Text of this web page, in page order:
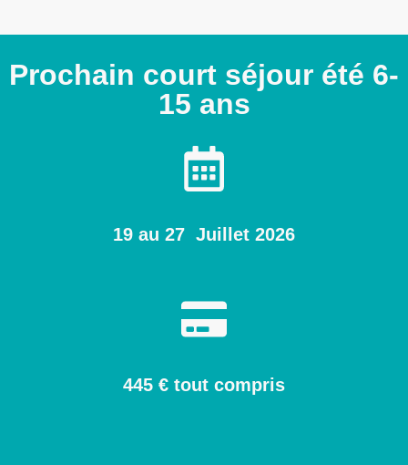
Prochain court séjour été 6-
15 ans
19 au 27 Juillet 2026
445 € tout compris